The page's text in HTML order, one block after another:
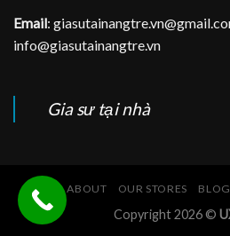
Email:
info@giasutainangtre.vn
Gia sư tại nhà
ABOUT OUR STORES BLOG
Copyright 2026 ©